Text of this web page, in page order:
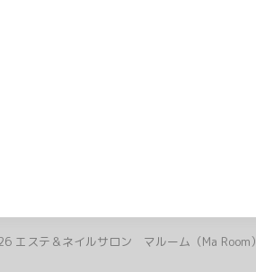
エステ＆ネイルサロン マルーム（Ma Room）